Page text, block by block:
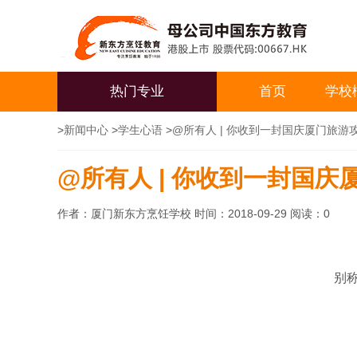
热门专业 首页 学校
>新闻中心 >学生心语 >@所有人 | 你收到一封国庆厦门旅游
@所有人 | 你收到一封国庆
作者：厦门新东方烹饪学校 时间：2018-09-29 阅读： 0
别